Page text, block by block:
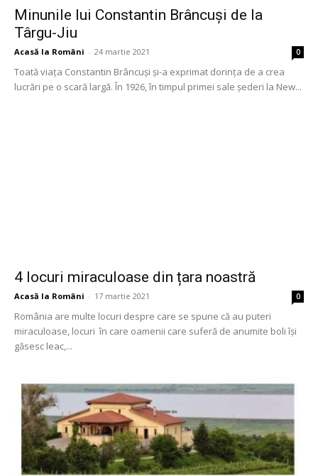
Minunile lui Constantin Brâncuşi de la
Târgu-Jiu
Acasă la Români - 24 martie 2021 0
Toată viaţa Constantin Brâncuşi şi-a exprimat dorinţa de a crea
lucrări pe o scară largă. În 1926, în timpul primei sale şederi la New...
4 locuri miraculoase din țara noastră
Acasă la Români - 17 martie 2021 0
România are multe locuri despre care se spune că au puteri
miraculoase, locuri în care oamenii care suferă de anumite boli își
găsesc leac,...